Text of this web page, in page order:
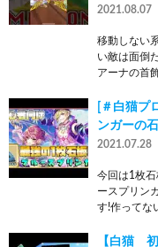
2021.08.07
移動しない
い敵は面倒
アーナの首
[＃白猫プ
ンガーの
2021.07.28
今回は1枚
ースプリン
す!作ってな
【白猫